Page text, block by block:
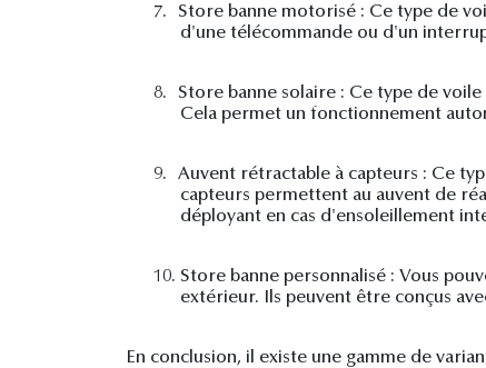
7.
Store banne motorisé : Ce type de
d'une télécommande ou d'un
8.
Store banne solaire : Ce type de
Cela permet un fonctionnement
9.
Auvent rétractable à capteurs : Ce
capteurs permettent au auvent de
déployant en cas d'ensoleillement
10. Store banne personnalisé : Vous
extérieur. Ils peuvent être conçus
En conclusion, il existe une gamme de